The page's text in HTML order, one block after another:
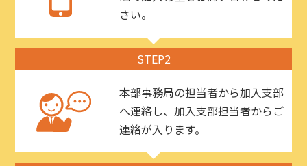
さい。
STEP2
本部事務局の担当者から加入支部
へ連絡し、加入支部担当者からご
連絡が入ります。